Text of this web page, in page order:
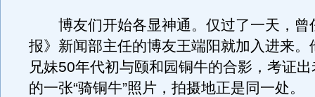
博友们开始各显神通。仅过了一天，曾
报》新闻部主任的博友王端阳就加入进来。
兄妹50年代初与颐和园铜牛的合影，考证
的一张“骑铜牛”照片，拍摄地正是同一处。